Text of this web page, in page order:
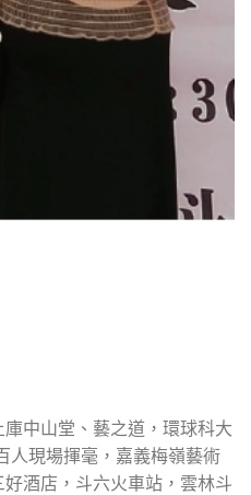
中山堂、藝之道，環球科大
人現場揮毫，嘉義梅嶺藝術
酒店，斗六火車站，雲林斗